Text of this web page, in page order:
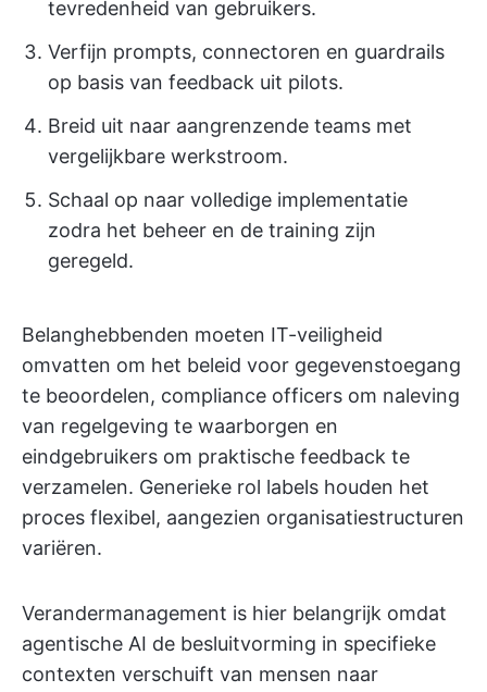
tevredenheid van gebruikers.
Verfijn prompts, connectoren en guardrails
op basis van feedback uit pilots.
Breid uit naar aangrenzende teams met
vergelijkbare werkstroom.
Schaal op naar volledige implementatie
zodra het beheer en de training zijn
geregeld.
Belanghebbenden moeten IT-veiligheid
omvatten om het beleid voor gegevenstoegang
te beoordelen, compliance officers om naleving
van regelgeving te waarborgen en
eindgebruikers om praktische feedback te
verzamelen. Generieke rol labels houden het
proces flexibel, aangezien organisatiestructuren
variëren.
Verandermanagement is hier belangrijk omdat
agentische AI de besluitvorming in specifieke
contexten verschuift van mensen naar